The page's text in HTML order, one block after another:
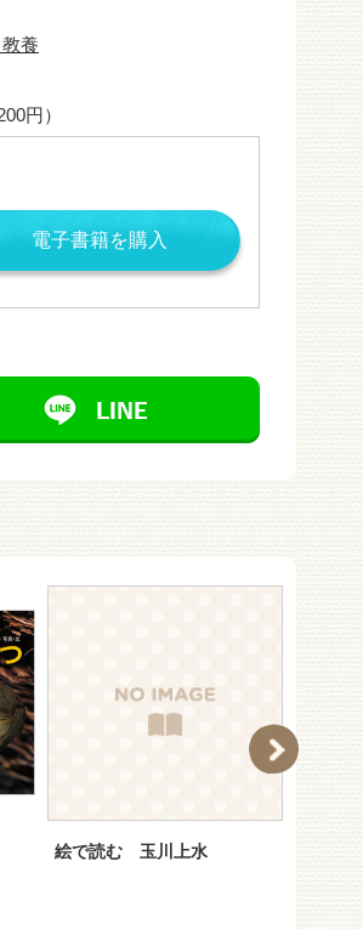
養
円）
電子書籍を購入
絵で読む 玉川上水